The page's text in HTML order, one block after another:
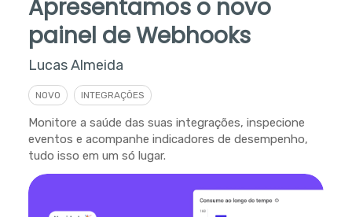
Apresentamos o novo
painel de Webhooks
Lucas Almeida
NOVO INTEGRAÇÕES
Monitore a saúde das suas integrações, inspecione
eventos e acompanhe indicadores de desempenho,
tudo isso em um só lugar.